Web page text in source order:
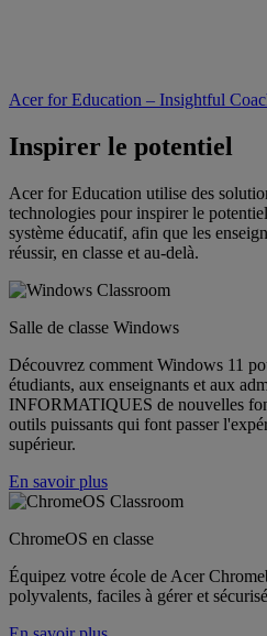
Acer for Education – Insightful
Inspirer le potentiel
Acer for Education utilise des
technologies pour inspirer le
système éducatif, afin que les
réussir, en classe et au-delà.
Salle de classe Windows
Découvrez comment Windows 11
étudiants, aux enseignants et aux
INFORMATIQUES de nouvelles
outils puissants qui font passer
supérieur.
En savoir plus
ChromeOS en classe
Équipez votre école de Acer
polyvalents, faciles à gérer et